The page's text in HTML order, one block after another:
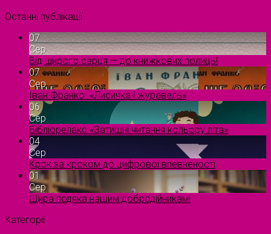
Останні публікації
07
Сер
Від щирого серця — до книжкових полиць!
07
Сер
Іван Франко. «Лисичка і журавель»
06
Сер
Бібліорелакс «Затишні читання кольору літа»
04
Сер
Крок за кроком до цифрової впевненості
01
Сер
Щира подяка нашим добродійникам!
Категорії